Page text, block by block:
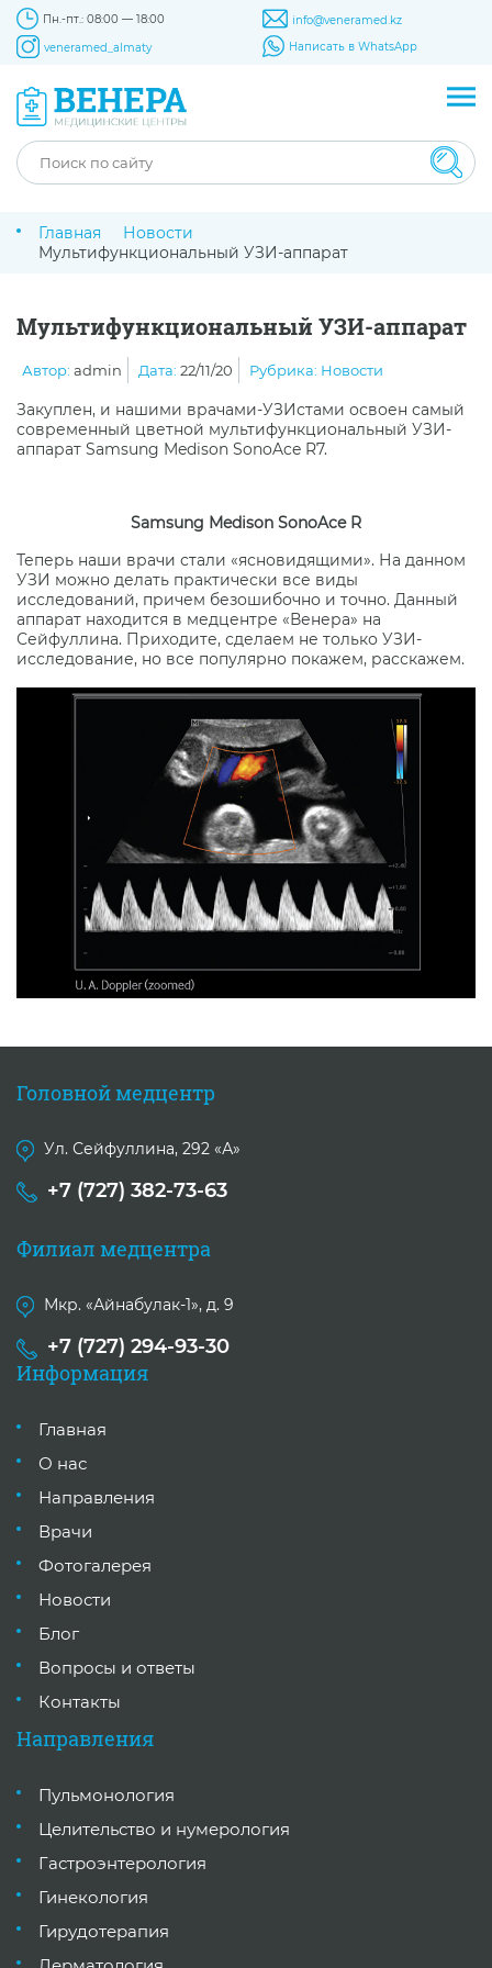
Пн.-пт.: 08:00 — 18:00
info@veneramed.kz
veneramed_almaty
Написать в WhatsApp
Главная
Новости
Мультифункциональный УЗИ-аппарат
Мультифункциональный УЗИ-аппарат
Автор: admin Дата: 22/11/20 Рубрика: Новости
Закуплен, и нашими врачами-УЗИстами освоен самый
современный цветной мультифункциональный УЗИ-
аппарат Samsung Medison SonoAce R7.
Samsung Medison SonoAce R
Теперь наши врачи стали «ясновидящими». На данном
УЗИ можно делать практически все виды
исследований, причем безошибочно и точно. Данный
аппарат находится в медцентре «Венера» на
Сейфуллина. Приходите, сделаем не только УЗИ-
исследование, но все популярно покажем, расскажем.
Головной медцентр
Ул. Сейфуллина, 292 «А»
+7 (727) 382-73-63
Филиал медцентра
Мкр. «Айнабулак-1», д. 9
+7 (727) 294-93-30
Информация
Главная
О нас
Направления
Врачи
Фотогалерея
Новости
Блог
Вопросы и ответы
Контакты
Направления
Пульмонология
Целительство и нумерология
Гастроэнтерология
Гинекология
Гирудотерапия